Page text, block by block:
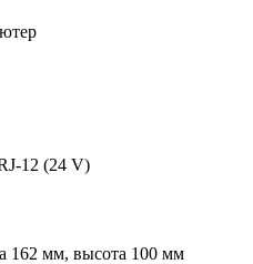
12 (24 V)
162 мм, высота 100 мм